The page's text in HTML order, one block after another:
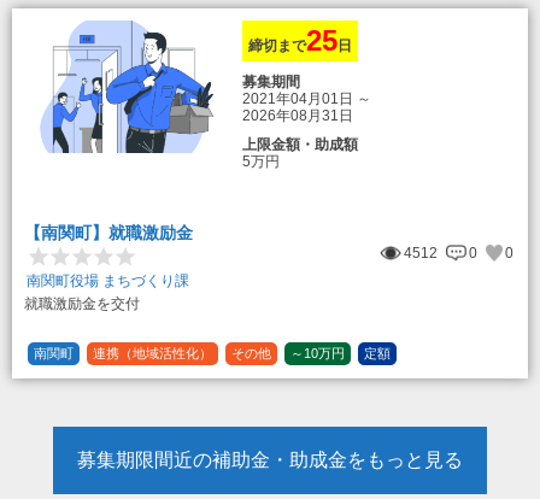
締切まで25 日
募集期間
2021年04月01日 ～
2026年08月31日
上限金額・助成額
5万円
【南関町】就職激励金
4512 0
0
南関町役場 まちづくり課
就職激励金を交付
南関町 連携（地域活性化） その他 ～10万円 定額
募集期限間近の補助金・助成金をもっと見る